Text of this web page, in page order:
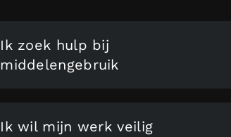
Ik zoek hulp bij
middelengebruik
Ik wil mijn werk veilig